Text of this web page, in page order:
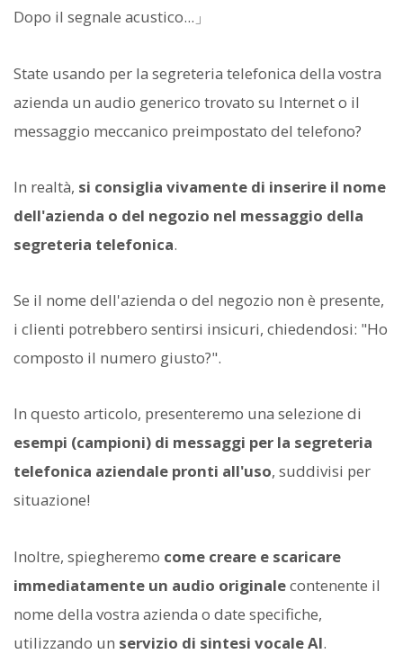
Dopo il segnale acustico...」
State usando per la segreteria telefonica della vostra
azienda un audio generico trovato su Internet o il
messaggio meccanico preimpostato del telefono?
In realtà, si consiglia vivamente di inserire il nome
dell'azienda o del negozio nel messaggio della
segreteria telefonica.
Se il nome dell'azienda o del negozio non è presente,
i clienti potrebbero sentirsi insicuri, chiedendosi: "Ho
composto il numero giusto?".
In questo articolo, presenteremo una selezione di
esempi (campioni) di messaggi per la segreteria
telefonica aziendale pronti all'uso, suddivisi per
situazione!
Inoltre, spiegheremo come creare e scaricare
immediatamente un audio originalecontenente il
nome della vostra azienda o date specifiche,
utilizzando un servizio di sintesi vocale AI.